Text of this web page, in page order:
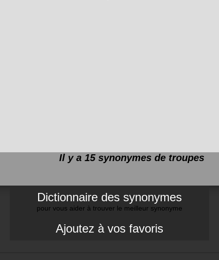
Il y a 15 synonymes de troupes
Dictionnaire des synonymes
pour vous aider à trouver le meilleur synonyme
Ajoutez à vos favoris